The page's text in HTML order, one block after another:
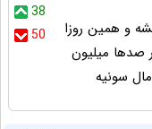
38
50
و همین روزا
میلیون
سونیه